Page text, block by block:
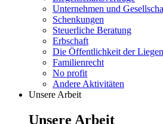
Unternehmen und
Schenkungen
Steuerliche Beratung
Erbschaft
Die Öffentlichkeit der
Familienrecht
No profit
Andere Aktivitäten
Unsere Arbeit
Unsere Arbeit